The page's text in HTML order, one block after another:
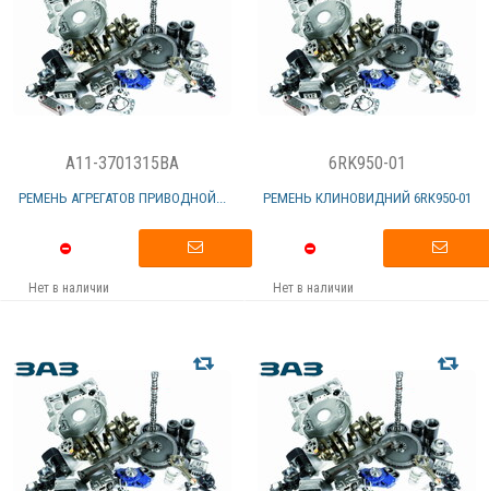
A11-3701315BA
РЕМЕНЬ АГРЕГАТОВ ПРИВОДНОЙ...
Нет в наличии
6RK950-01
РЕМЕНЬ КЛИНОВИДНИЙ 6RК950-01
Нет в наличии